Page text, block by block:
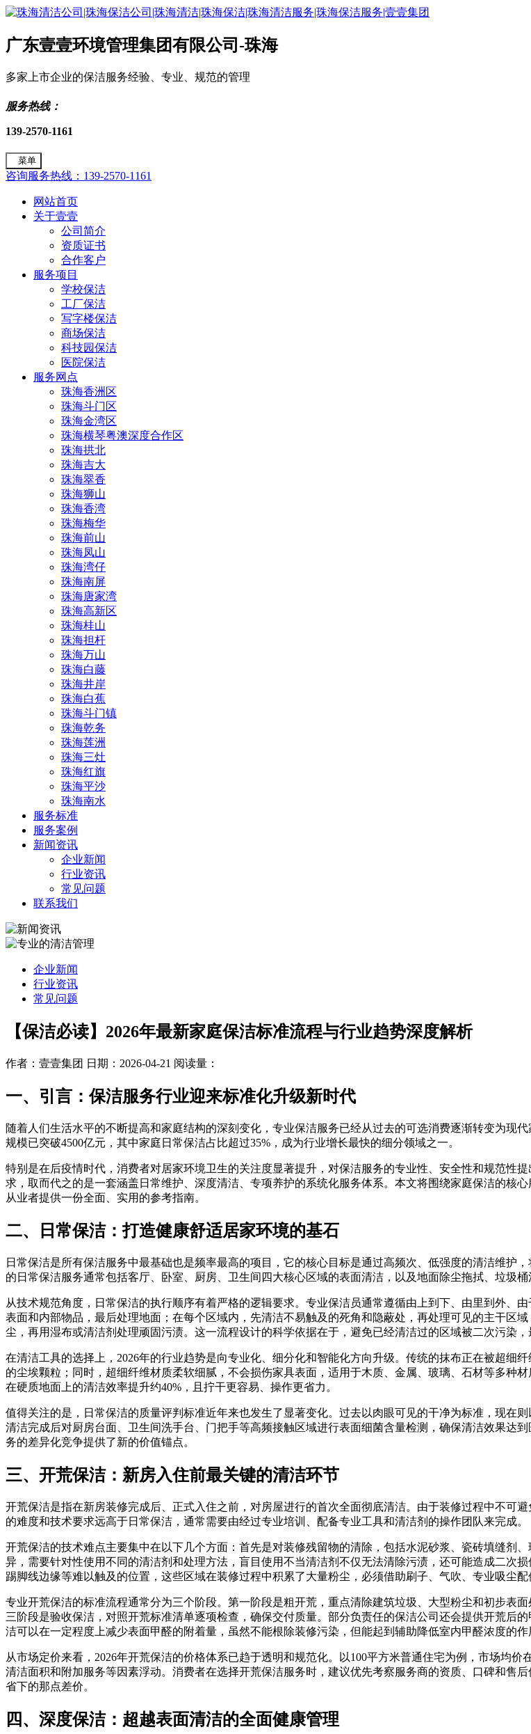
广东壹壹环境管理集团有限公司-珠海
多家上市企业的保洁服务经验、专业、规范的管理
服务热线：
139-2570-1161
菜单
咨询服务热线：139-2570-1161
网站首页
关于壹壹
公司简介
资质证书
合作客户
服务项目
学校保洁
工厂保洁
写字楼保洁
商场保洁
科技园保洁
医院保洁
服务网点
珠海香洲区
珠海斗门区
珠海金湾区
珠海横琴粤澳深度合作区
珠海拱北
珠海吉大
珠海翠香
珠海狮山
珠海香湾
珠海梅华
珠海前山
珠海凤山
珠海湾仔
珠海南屏
珠海唐家湾
珠海高新区
珠海桂山
珠海担杆
珠海万山
珠海白藤
珠海井岸
珠海白蕉
珠海斗门镇
珠海乾务
珠海莲洲
珠海三灶
珠海红旗
珠海平沙
珠海南水
服务标准
服务案例
新闻资讯
企业新闻
行业资讯
常见问题
联系我们
企业新闻
行业资讯
常见问题
【保洁必读】2026年最新家庭保洁标准流程与行业趋势深度解析
作者：壹壹集团 日期：2026-04-21 阅读量：
一、引言：保洁服务行业迎来标准化升级新时代
随着人们生活水平的不断提高和家庭结构的深刻变化，专业保洁服务已经从过去的可选消费逐渐转变为现
规模已突破4500亿元，其中家庭日常保洁占比超过35%，成为行业增长最快的细分领域之一。
特别是在后疫情时代，消费者对居家环境卫生的关注度显著提升，对保洁服务的专业性、安全性和规范性
求，取而代之的是一套涵盖日常维护、深度清洁、专项养护的系统化服务体系。本文将围绕家庭保洁的核
从业者提供一份全面、实用的参考指南。
二、日常保洁：打造健康舒适居家环境的基石
日常保洁是所有保洁服务中最基础也是频率最高的项目，它的核心目标是通过高频次、低强度的清洁维护
的日常保洁服务通常包括客厅、卧室、厨房、卫生间四大核心区域的表面清洁，以及地面除尘拖拭、垃圾桶
从技术规范角度，日常保洁的执行顺序有着严格的逻辑要求。专业保洁员通常遵循由上到下、由里到外、
表面和内部物品，最后处理地面；在每个区域内，先清洁不易触及的死角和隐蔽处，再处理可见的主干区
尘，再用湿布或清洁剂处理顽固污渍。这一流程设计的科学依据在于，避免已经清洁过的区域被二次污染，
在清洁工具的选择上，2026年的行业趋势是向专业化、细分化和智能化方向升级。传统的抹布正在被超细
的尘埃颗粒；同时，超细纤维材质柔软细腻，不会损伤家具表面，适用于木质、金属、玻璃、石材等多种
在硬质地面上的清洁效率提升约40%，且拧干更容易、操作更省力。
值得关注的是，日常保洁的质量评判标准近年来也发生了显著变化。过去以肉眼可见的干净为标准，现在
清洁完成后对厨房台面、卫生间洗手台、门把手等高频接触区域进行表面细菌含量检测，确保清洁效果达
务的差异化竞争提供了新的价值锚点。
三、开荒保洁：新房入住前最关键的清洁环节
开荒保洁是指在新房装修完成后、正式入住之前，对房屋进行的首次全面彻底清洁。由于装修过程中不可
的难度和技术要求远高于日常保洁，通常需要由经过专业培训、配备专业工具和清洁剂的操作团队来完成。
开荒保洁的技术难点主要集中在以下几个方面：首先是对装修残留物的清除，包括水泥砂浆、瓷砖填缝剂
异，需要针对性使用不同的清洁剂和处理方法，盲目使用不当清洁剂不仅无法清除污渍，还可能造成二次
踢脚线边缘等难以触及的位置，这些区域在装修过程中积累了大量粉尘，必须借助刷子、气吹、专业吸尘
专业开荒保洁的标准流程通常分为三个阶段。第一阶段是粗开荒，重点清除建筑垃圾、大型粉尘和初步表
三阶段是验收保洁，对照开荒标准清单逐项检查，确保交付质量。部分负责任的保洁公司还会提供开荒后
洁可以在一定程度上减少表面甲醛的附着量，虽然不能根除装修污染，但能起到辅助降低室内甲醛浓度的作
从市场定价来看，2026年开荒保洁的价格体系已趋于透明和规范化。以100平方米普通住宅为例，市场均价
清洁面积和附加服务等因素浮动。消费者在选择开荒保洁服务时，建议优先考察服务商的资质、口碑和售
省下的那点差价。
四、深度保洁：超越表面清洁的全面健康管理